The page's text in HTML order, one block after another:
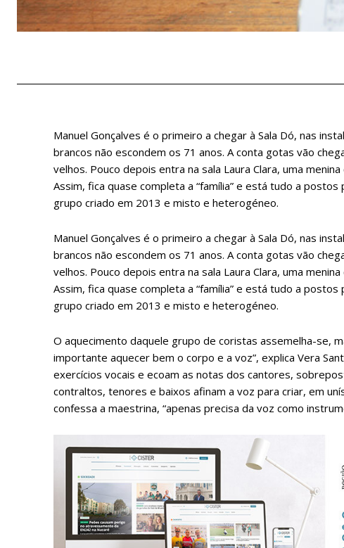
Faça-se
Manuel Gonçalves é o primeiro a chegar à Sala Dó, nas
brancos não escondem os 71 anos. A conta gotas vão
velhos. Pouco depois entra na sala Laura Clara, uma
Assim, fica quase completa a “família” e está tudo a
grupo criado em 2013 e misto e heterogéneo.
Manuel Gonçalves é o primeiro a chegar à Sala Dó, nas
brancos não escondem os 71 anos. A conta gotas vão
velhos. Pouco depois entra na sala Laura Clara, uma
Assim, fica quase completa a “família” e está tudo a
grupo criado em 2013 e misto e heterogéneo.
O aquecimento daquele grupo de coristas assemelha-se,
importante aquecer bem o corpo e a voz”, explica Vera
exercícios vocais e ecoam as notas dos cantores,
contraltos, tenores e baixos afinam a voz para criar, em
confessa a maestrina, “apenas precisa da voz como